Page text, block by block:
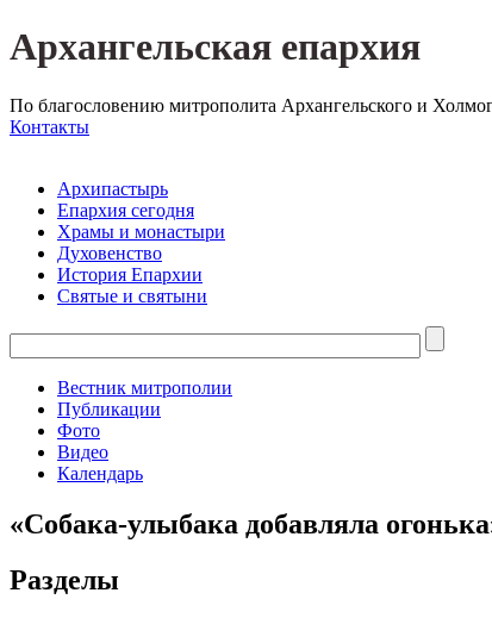
Архангельская епархия
По благословению митрополита Архангельского и
Контакты
Архипастырь
Епархия сегодня
Храмы и монастыри
Духовенство
История Епархии
Святые и святыни
Вестник митрополии
Публикации
Фото
Видео
Календарь
«Собака-улыбака добавляла
Разделы